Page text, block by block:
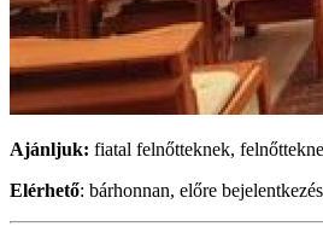
Ajánljuk: fiatal felnőtteknek,
Elérhető: bárhonnan, előre